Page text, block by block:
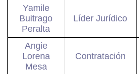
Yamile
Buitrago
Peralta
Líder Jurídico
Angie
Lorena
Mesa
Contratación